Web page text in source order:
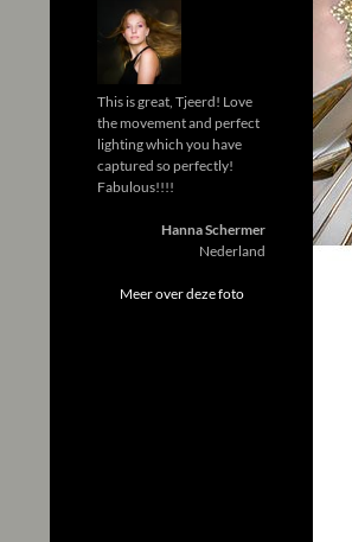
This is great, Tjeerd! Love
the movement and perfect
lighting which you have
captured so perfectly!
Fabulous!!!!
Hanna Schermer
Nederland
Meer over deze foto